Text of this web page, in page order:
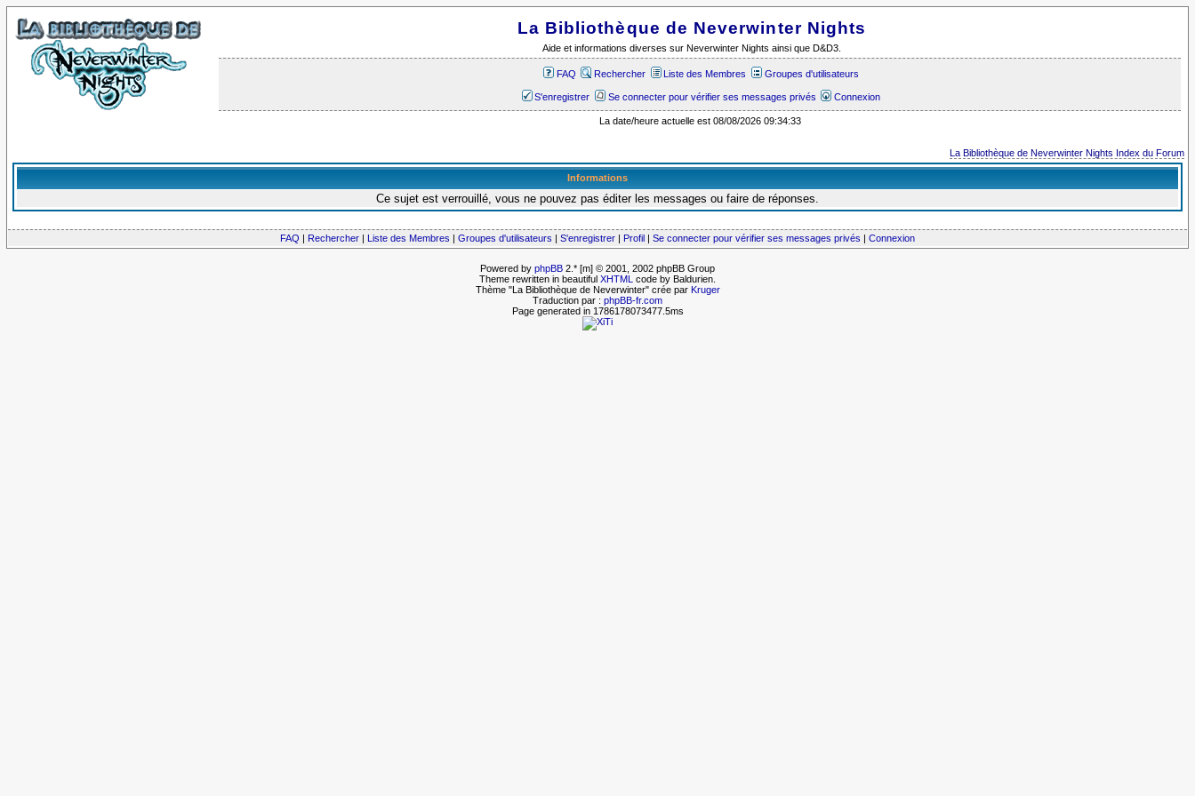
La Bibliothèque de Neverwinter Nights
Aide et informations diverses sur Neverwinter Nights ainsi que D&D3.
FAQ Rechercher Liste des Membres Groupes d'utilisateurs
S'enregistrer Se connecter pour vérifier ses messages privés Connexion
La date/heure actuelle est 08/08/2026 09:34:33
La Bibliothèque de Neverwinter Nights Index du Forum
Informations
Ce sujet est verrouillé, vous ne pouvez pas éditer les messages ou faire de réponses.
FAQ Rechercher Liste des Membres Groupes d'utilisateurs S'enregistrer Profil Se connecter pour vérifier ses messages privés Connexion
Powered by phpBB 2.* [m] © 2001, 2002 phpBB Group
Theme rewritten in beautiful XHTML code by Baldurien.
Thème "La Bibliothèque de Neverwinter" crée par Kruger
Traduction par : phpBB-fr.com
Page generated in 1786178073477.5ms